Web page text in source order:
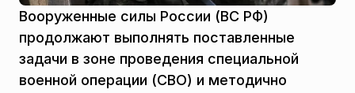
Вооруженные силы России (ВС РФ)
продолжают выполнять поставленные
задачи в зоне проведения специальной
военной операции (СВО) и методично